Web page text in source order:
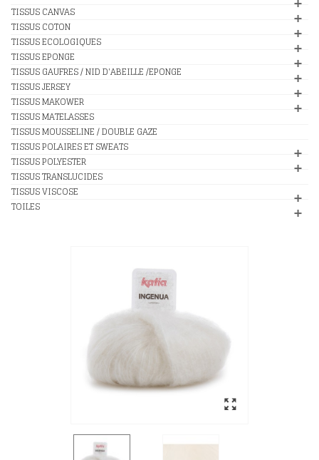
TISSUS CANVAS
TISSUS COTON
TISSUS ECOLOGIQUES
TISSUS EPONGE
TISSUS GAUFRES / NID D'ABEILLE /EPONGE
TISSUS JERSEY
TISSUS MAKOWER
TISSUS MATELASSES
TISSUS MOUSSELINE / DOUBLE GAZE
TISSUS POLAIRES ET SWEATS
TISSUS POLYESTER
TISSUS TRANSLUCIDES
TISSUS VISCOSE
TOILES